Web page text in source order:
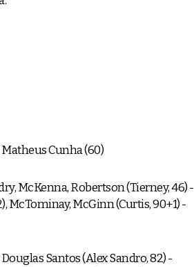
Cunha (60)
McKenna, Robertson (Tierney, 46) -
McTominay, McGinn (Curtis, 90+1) -
Santos (Alex Sandro, 82) -